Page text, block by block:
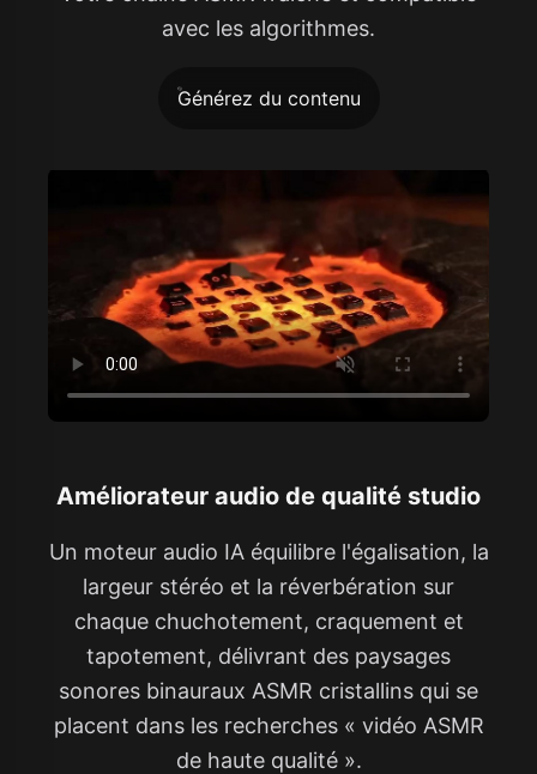
avec les algorithmes.
Générez du contenu
Améliorateur audio de qualité studio
Un moteur audio IA équilibre l'égalisation, la
largeur stéréo et la réverbération sur
chaque chuchotement, craquement et
tapotement, délivrant des paysages
sonores binauraux ASMR cristallins qui se
placent dans les recherches « vidéo ASMR
de haute qualité ».